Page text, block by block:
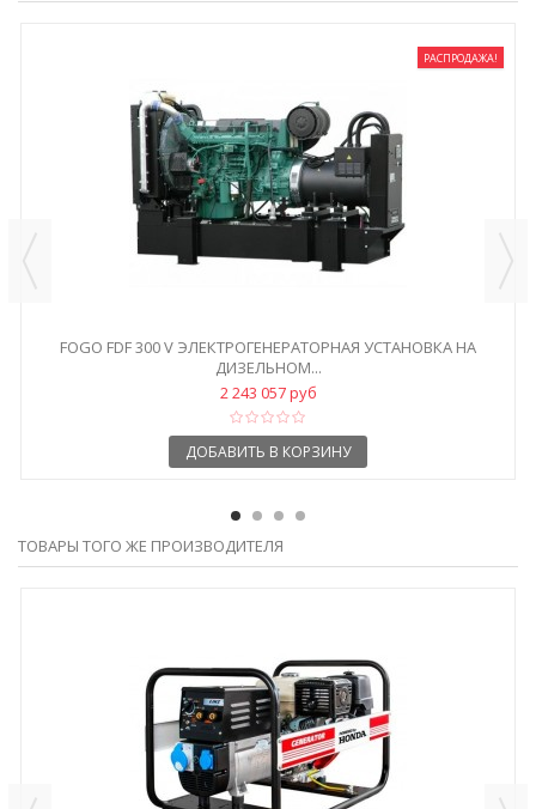
РАСПРОДАЖА!
FOGO FDF 300 V ЭЛЕКТРОГЕНЕРАТОРНАЯ УСТАНОВКА НА
ДИЗЕЛЬНОМ...
2 243 057 руб
ДОБАВИТЬ В КОРЗИНУ
ТОВАРЫ ТОГО ЖЕ ПРОИЗВОДИТЕЛЯ